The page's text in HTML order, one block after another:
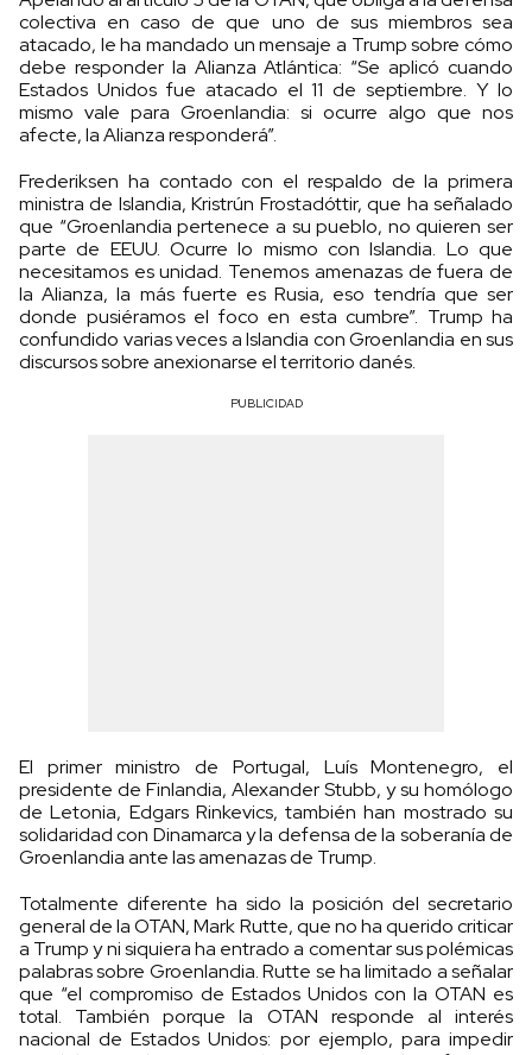
colectiva en caso de que uno de sus miembros sea
atacado, le ha mandado un mensaje a Trump sobre cómo
debe responder la Alianza Atlántica: “Se aplicó cuando
Estados Unidos fue atacado el 11 de septiembre. Y lo
mismo vale para Groenlandia: si ocurre algo que nos
afecte, la Alianza responderá”.
Frederiksen ha contado con el respaldo de la primera
ministra de Islandia, Kristrún Frostadóttir, que ha señalado
que “Groenlandia pertenece a su pueblo, no quieren ser
parte de EEUU. Ocurre lo mismo con Islandia. Lo que
necesitamos es unidad. Tenemos amenazas de fuera de
la Alianza, la más fuerte es Rusia, eso tendría que ser
donde pusiéramos el foco en esta cumbre”. Trump ha
confundido varias veces a Islandia con Groenlandia en sus
discursos sobre anexionarse el territorio danés.
PUBLICIDAD
El primer ministro de Portugal, Luís Montenegro, el
presidente de Finlandia, Alexander Stubb, y su homólogo
de Letonia, Edgars Rinkevics, también han mostrado su
solidaridad con Dinamarca y la defensa de la soberanía de
Groenlandia ante las amenazas de Trump.
Totalmente diferente ha sido la posición del secretario
general de la OTAN, Mark Rutte, que no ha querido criticar
a Trump y ni siquiera ha entrado a comentar sus polémicas
palabras sobre Groenlandia. Rutte se ha limitado a señalar
que “el compromiso de Estados Unidos con la OTAN es
total. También porque la OTAN responde al interés
nacional de Estados Unidos: por ejemplo, para impedir